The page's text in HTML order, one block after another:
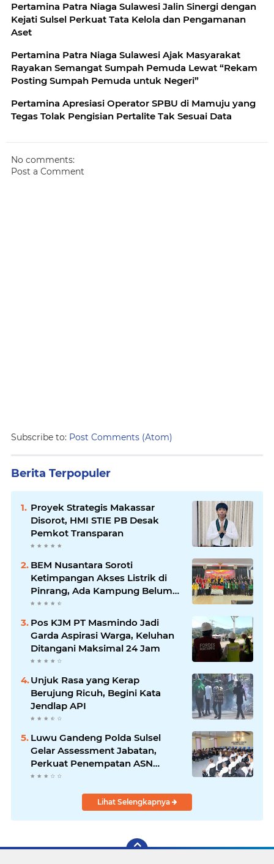
Pertamina Patra Niaga Sulawesi Jalin Sinergi dengan
Kejati Sulsel Perkuat Tata Kelola dan Pengamanan
Aset
Pertamina Patra Niaga Sulawesi Ajak Masyarakat
Rayakan Semangat Sumpah Pemuda Lewat “Rekam
Posting Sumpah Pemuda untuk Negeri”
Pertamina Apresiasi Operator SPBU di Mamuju yang
Tegas Tolak Pengisian Pertalite Tak Sesuai Data
No comments:
Post a Comment
Subscribe to: Post Comments (Atom)
Berita Terpopuler
Proyek Strategis Makassar
Disorot, HMI STIE PB Desak
Pemkot Transparan
BEM Nusantara Soroti
Ketimpangan Akses Listrik di
Pinrang, Ada Kampung Belum
Terlayani
Pos KJM PT Masmindo Jadi
Garda Aspirasi Warga, Keluhan
Ditangani Maksimal 24 Jam
Unjuk Rasa yang Kerap
Berujung Ricuh, Begini Kata
Jendlap API
Luwu Gandeng Polda Sulsel
Gelar Assessment Jabatan,
Perkuat Penempatan ASN
Berbasis Kompetensi
Lihat Selengkapnya